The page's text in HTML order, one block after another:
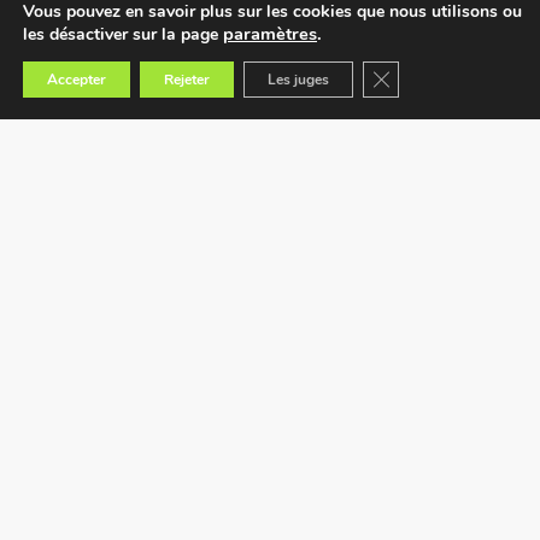
Vous pouvez en savoir plus sur les cookies que nous utilisons ou
les désactiver sur la page paramètres.
Accepter Rejeter Les juges Fermer la bannière